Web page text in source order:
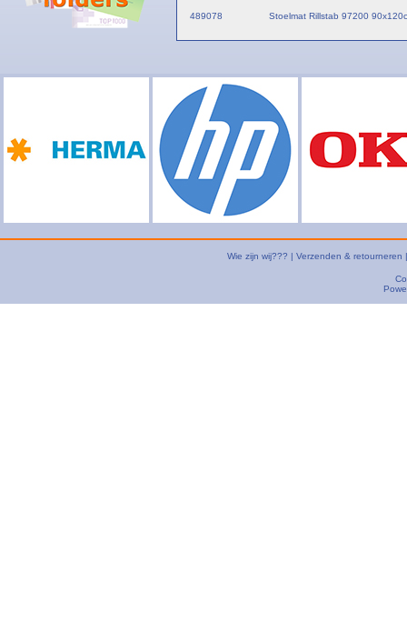
489078 Stoelmat Rillstab 97200
Wie zijn wij??? | Verzenden & retourneren